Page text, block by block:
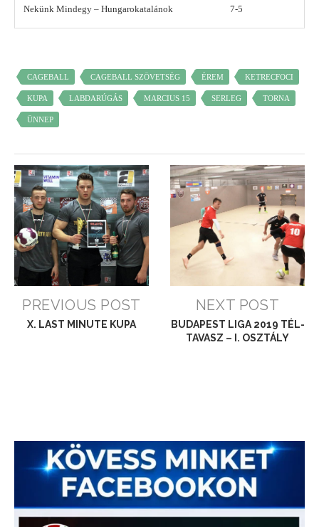
Nekünk Mindegy – Hungarokatalánok 7-5
CAGEBALL CAGEBALL SZÖVETSÉG ÉREM KETRECFOCI
KUPA LABDARÚGÁS MARCIUS 15 SERLEG TORNA
ÜNNEP
PREVIOUS POST
X. LAST MINUTE KUPA
NEXT POST
BUDAPEST LIGA 2019 TÉL-
TAVASZ – I. OSZTÁLY